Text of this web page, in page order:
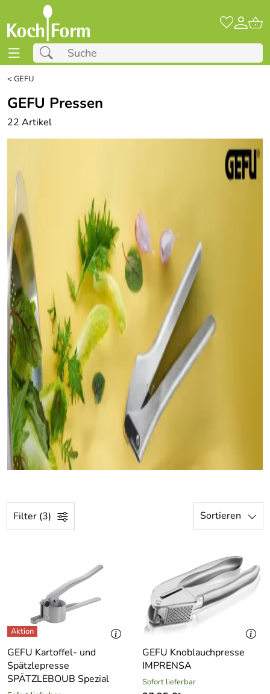
<GEFU
GEFU Pressen
22 Artikel
Filter (3) Sortieren
GEFU Kartoffel- und
Spätzlepresse
SPÄTZLEBOUB Spezial
GEFU Knoblauchpresse
IMPRENSA
Sofort lieferbar